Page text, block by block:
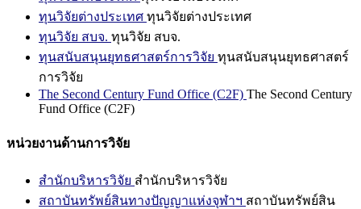
ทุนวิจัยต่างประเทศ ทุนวิจัยต่างประเทศ
ทุนวิจัย สบจ. ทุนวิจัย สบจ.
ทุนสนับสนุนยุทธศาสตร์การวิจัย ทุนสนับสนุนยุทธศาสตร์
การวิจัย
The Second Century Fund Office (C2F) The Second Century
Fund Office (C2F)
หน่วยงานด้านการวิจัย
สำนักบริหารวิจัย สำนักบริหารวิจัย
สถาบันทรัพย์สินทางปัญญาแห่งจุฬาฯ สถาบันทรัพย์สิน